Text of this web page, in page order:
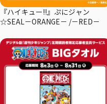
『ハイキュー!!』ぷにジャン
☆SEAL－ORANGE－ /－RED－